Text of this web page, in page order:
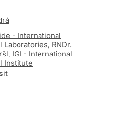
- International
Laboratories, RNDr.
, IGI - International
Institute